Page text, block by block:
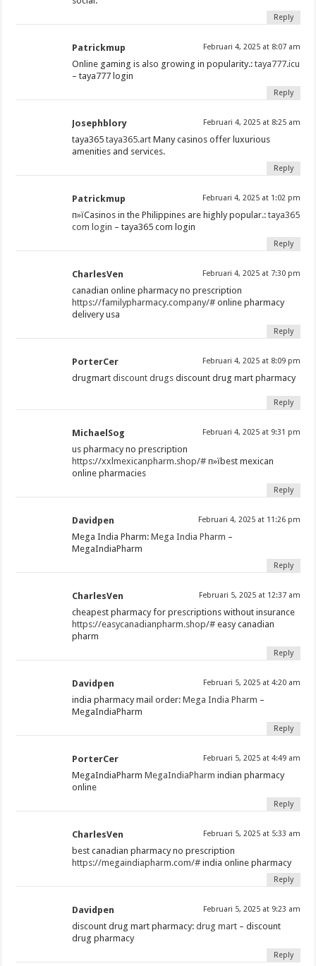
Reply
Patrickmup Februari 4, 2025 at 8:07 am
Online gaming is also growing in popularity.:taya777.icu
– taya777 login
Reply
Josephblory Februari 4, 2025 at 8:25 am
taya365taya365.art Many casinos offer luxurious
amenities and services.
Reply
Patrickmup Februari 4, 2025 at 1:02 pm
п»їCasinos in the Philippines are highly popular.:taya365
com login – taya365 com login
Reply
CharlesVen Februari 4, 2025 at 7:30 pm
canadian online pharmacy no prescription
https://familypharmacy.company/# online pharmacy
delivery usa
Reply
PorterCer Februari 4, 2025 at 8:09 pm
drugmartdiscount drugs discount drug mart pharmacy
Reply
MichaelSog Februari 4, 2025 at 9:31 pm
us pharmacy no prescription
https://xxlmexicanpharm.shop/# п»їbest mexican
online pharmacies
Reply
Davidpen Februari 4, 2025 at 11:26 pm
Mega India Pharm:Mega India Pharm –
MegaIndiaPharm
Reply
CharlesVen Februari 5, 2025 at 12:37 am
cheapest pharmacy for prescriptions without insurance
https://easycanadianpharm.shop/# easy canadian
pharm
Reply
Davidpen Februari 5, 2025 at 4:20 am
india pharmacy mail order:Mega India Pharm –
MegaIndiaPharm
Reply
PorterCer Februari 5, 2025 at 4:49 am
MegaIndiaPharmMegaIndiaPharm indian pharmacy
online
Reply
CharlesVen Februari 5, 2025 at 5:33 am
best canadian pharmacy no prescription
https://megaindiapharm.com/# india online pharmacy
Reply
Davidpen Februari 5, 2025 at 9:23 am
discount drug mart pharmacy:drug mart – discount
drug pharmacy
Reply